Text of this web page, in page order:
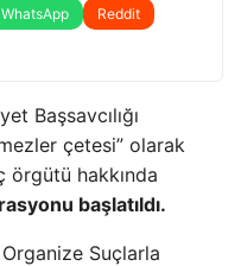
WhatsApp
Reddit
Başsavcılığı
çetesi” olarak
örgütü hakkında
başlatıldı.
Organize Suçlarla